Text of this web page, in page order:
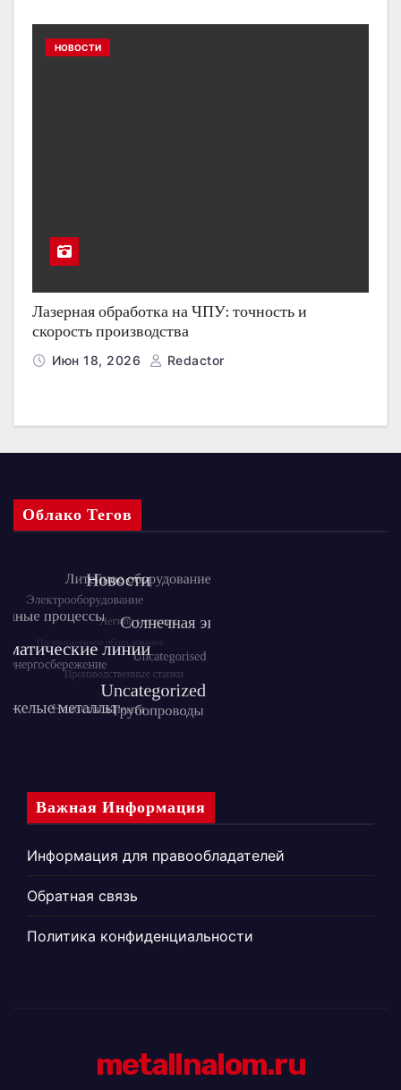
НОВОСТИ
Лазерная обработка на ЧПУ: точность и
скорость производства
Июн 18, 2026 Redactor
Облако Тегов
Важная Информация
Информация для правообладателей
Обратная связь
Политика конфиденциальности
metallnalom.ru